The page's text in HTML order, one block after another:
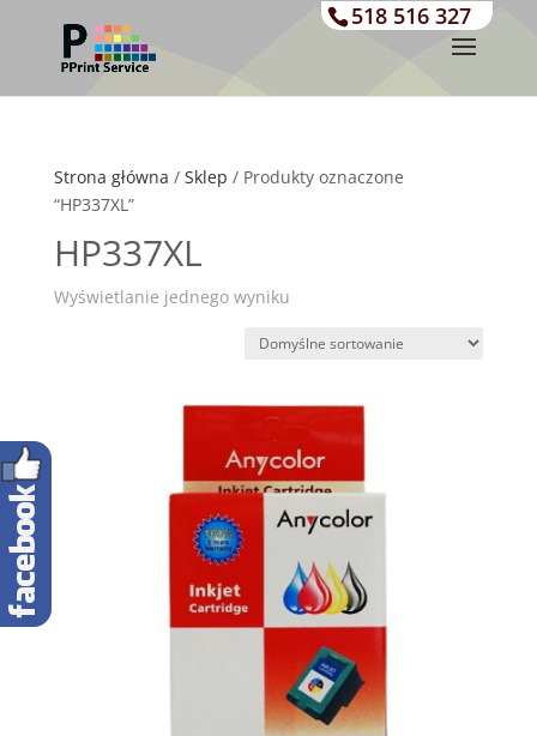
518 516 327
Strona główna / Sklep / Produkty oznaczone
“HP337XL”
HP337XL
Wyświetlanie jednego wyniku